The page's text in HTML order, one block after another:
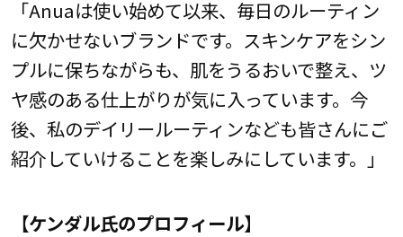
「Anuaは使い始めて以来、毎日のルーティン
に欠かせないブランドです。スキンケアをシン
プルに保ちながらも、肌をうるおいで整え、ツ
ヤ感のある仕上がりが気に入っています。今
後、私のデイリールーティンなども皆さんにご
紹介していけることを楽しみにしています。」
【ケンダル氏のプロフィール】